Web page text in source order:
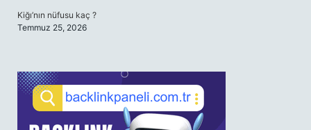
Kiğı’nın nüfusu kaç ?
Temmuz 25, 2026